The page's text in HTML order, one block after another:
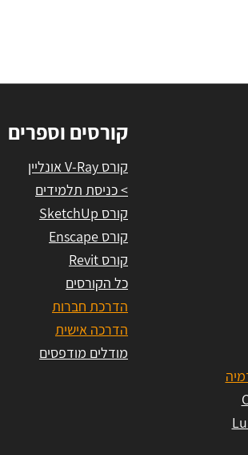
קורסים וספרים
קורס V-Ray אונליין
> כניסת תלמידים
קורס SketchUp
קורס Enscape
קורס Revit
כל הקורסים
הדרכת חברות
הדרכה אישית
מודלים מודפסים